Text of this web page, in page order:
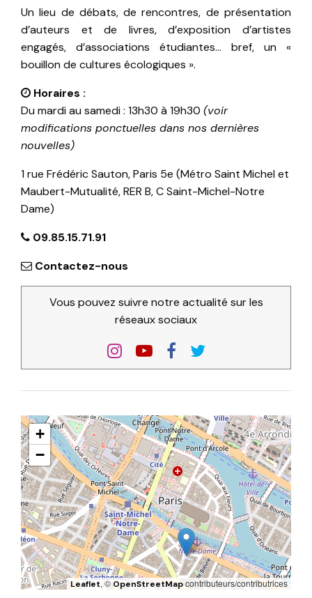
Un lieu de débats, de rencontres, de présentation
d’auteurs et de livres, d’exposition d’artistes
engagés, d’associations étudiantes… bref, un «
bouillon de cultures écologiques ».
Horaires :
Du mardi au samedi : 13h30 à 19h30 (voir
modifications ponctuelles dans nos dernières
nouvelles)
1 rue Frédéric Sauton, Paris 5e (Métro Saint Michel et
Maubert-Mutualité, RER B, C Saint-Michel-Notre
Dame)
09.85.15.71.91
Contactez-nous
Vous pouvez suivre notre actualité sur les
réseaux sociaux
+
−
Leaflet, ©OpenStreetMapcontributeurs/contributrices